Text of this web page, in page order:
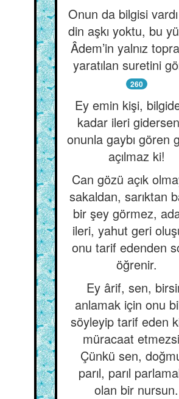
Onun da bilgisi
din aşkı yoktu, bu
Âdem’in yalnız
yaratılan suretini
260
Ey emin kişi,
kadar ileri
onunla gaybı gören
açılmaz ki!
Can gözü açık
sakaldan, sarıktan
bir şey görmez,
ileri, yahut geri
onu tarif edenden
öğrenir.
Ey ârif, sen,
anlamak için onu
söyleyip tarif eden
müracaat
Çünkü sen,
parıl, parıl
olan bir nursun.